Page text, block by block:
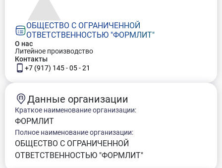
ОБЩЕСТВО С ОГРАНИЧЕННОЙ
ОТВЕТСТВЕННОСТЬЮ "ФОРМЛИТ"
О нас
Литейное производство
Контакты
+7 (917) 145 - 05 - 21
Данные организации
Краткое наименование организации:
ФОРМЛИТ
Полное наименование организации:
ОБЩЕСТВО С ОГРАНИЧЕННОЙ
ОТВЕТСТВЕННОСТЬЮ "ФОРМЛИТ"